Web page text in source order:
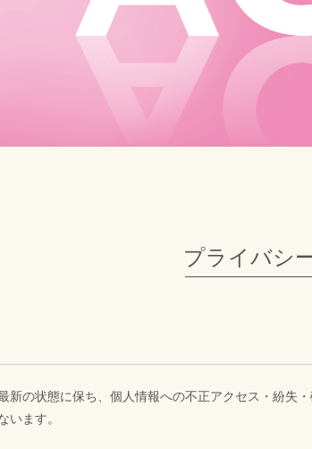
プライバシ
新の状態に保ち、個人情報への不正アクセス・紛
います。